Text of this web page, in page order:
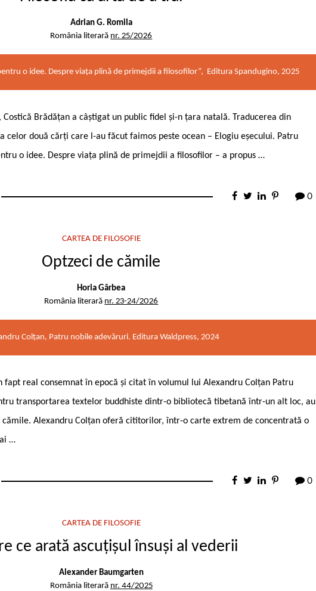
Adrian G. Romila
România literară nr. 25/2026
o idee. Despre viața plină de primejdii a filosofilor”, Editura Spandugino, 2025
Costică Brădățan a câștigat un public fidel și-n țara natală. Traducerea din
celor două cărți care l-au făcut faimos peste ocean – Elogiu eșecului. Patru
o idee. Despre viața plină de primejdii a filosofilor – a propus …
0
CARTEA DE FILOSOFIE
Optzeci de cămile
Horia Gârbea
România literară nr. 23-24/2026
Colțan, Patru nobile adevăruri. Editura Waldpress, 2024
fapt real consemnat în epocă și citat în volumul lui Alexandru Colțan Patru
transportarea textelor buddhiste dintr-o bibliotecă tibetană într-un alt loc, au
cămile. Alexandru Colțan oferă cititorilor, într-o carte extrem de concentrată o
…
0
CARTEA DE FILOSOFIE
ce arată ascuțișul însuși al vederii
Alexander Baumgarten
România literară nr. 44/2025